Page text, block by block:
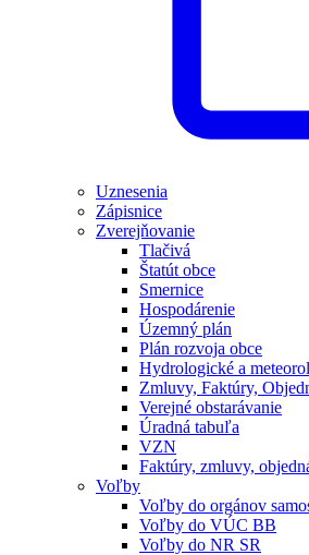
Uznesenia
Zápisnice
Zverejňovanie
Tlačivá
Štatút obce
Smernice
Hospodárenie
Územný plán
Plán rozvoja obce
Hydrologické a
Zmluvy, Faktúry,
Verejné obstarávanie
Úradná tabuľa
VZN
Faktúry, zmluvy,
Voľby
Voľby do orgánov
Voľby do VÚC BB
Voľby do NR SR